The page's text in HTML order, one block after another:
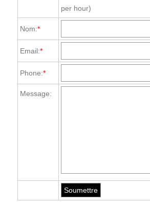
per hour)
Nom:*
Email:*
Phone:*
Message: